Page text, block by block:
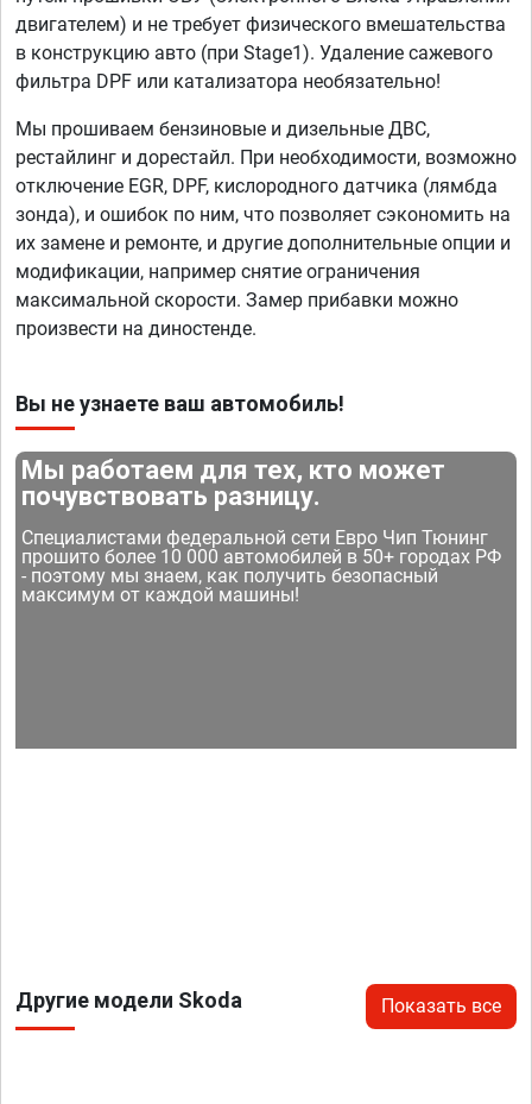
двигателем) и не требует физического вмешательства
в конструкцию авто (при Stage1). Удаление сажевого
фильтра DPF или катализатора необязательно!
Мы прошиваем бензиновые и дизельные ДВС,
рестайлинг и дорестайл. При необходимости, возможно
отключение EGR, DPF, кислородного датчика (лямбда
зонда), и ошибок по ним, что позволяет сэкономить на
их замене и ремонте, и другие дополнительные опции и
модификации, например снятие ограничения
максимальной скорости. Замер прибавки можно
произвести на диностенде.
Вы не узнаете ваш автомобиль!
Мы работаем для тех, кто может
почувствовать разницу.
Специалистами федеральной сети Евро Чип Тюнинг
прошито более 10 000 автомобилей в 50+ городах РФ
- поэтому мы знаем, как получить безопасный
максимум от каждой машины!
Другие модели Skoda Показать все